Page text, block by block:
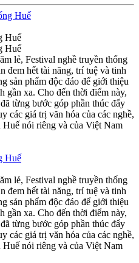
Huế
Huế
lẻ, Festival nghề truyền thống
đem hết tài năng, trí tuệ và tinh
sản phẩm độc đáo để giới thiệu
gần xa. Cho đến thời điểm này,
từng bước góp phần thúc đẩy
các giá trị văn hóa của các nghề,
Huế nói riêng và của Việt Nam
Huế
lẻ, Festival nghề truyền thống
đem hết tài năng, trí tuệ và tinh
sản phẩm độc đáo để giới thiệu
gần xa. Cho đến thời điểm này,
từng bước góp phần thúc đẩy
các giá trị văn hóa của các nghề,
Huế nói riêng và của Việt Nam